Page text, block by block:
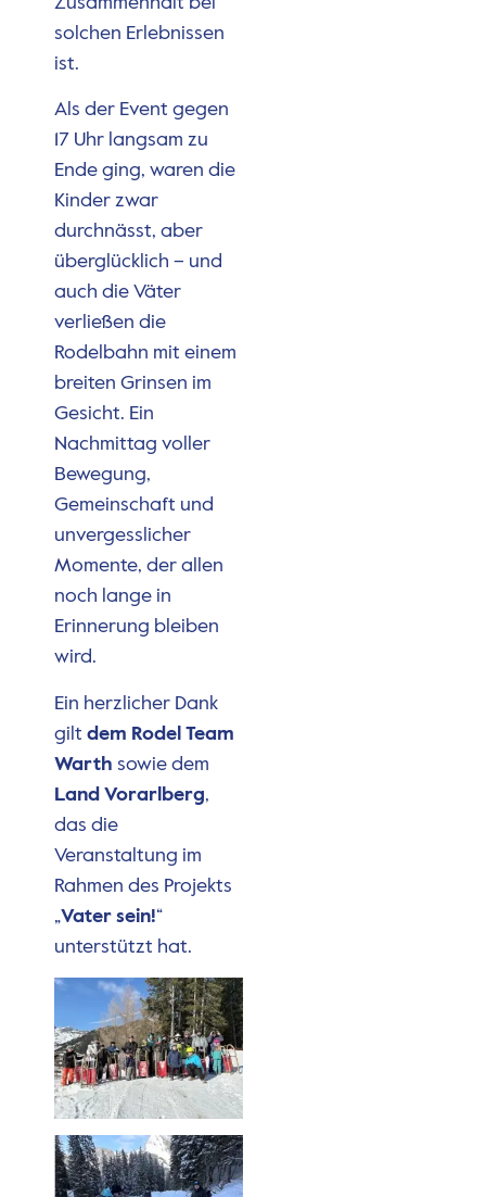
solchen Erlebnissen
ist.
Als der Event gegen
17 Uhr langsam zu
Ende ging, waren die
Kinder zwar
durchnässt, aber
überglücklich – und
auch die Väter
verließen die
Rodelbahn mit einem
breiten Grinsen im
Gesicht. Ein
Nachmittag voller
Bewegung,
Gemeinschaft und
unvergesslicher
Momente, der allen
noch lange in
Erinnerung bleiben
wird.
Ein herzlicher Dank
gilt dem Rodel Team
Warth sowie dem
Land Vorarlberg,
das die
Veranstaltung im
Rahmen des Projekts
„Vater sein!“
unterstützt hat.